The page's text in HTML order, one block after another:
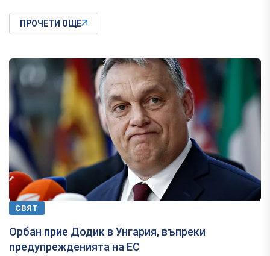
ПРОЧЕТИ ОЩЕ
СВЯТ
Орбан прие Додик в Унгария, въпреки
предупрежденията на ЕС